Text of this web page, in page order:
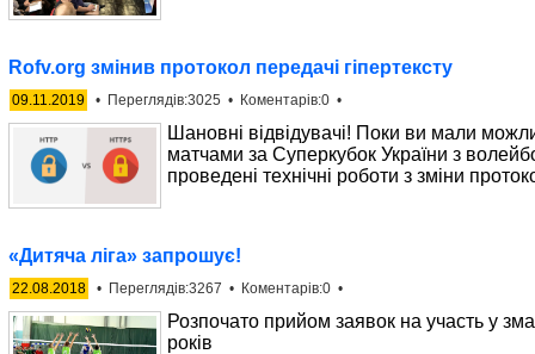
Rofv.org змінив протокол передачі гіпертексту
09.11.2019 • Переглядів:3025 • Коментарів:0 •
Шановні відвідувачі! Поки ви мали
матчами за Суперкубок України з
проведені технічні роботи з зміни
«Дитяча ліга» запрошує!
22.08.2018 • Переглядів:3267 • Коментарів:0 •
Розпочато прийом заявок на участь у
років